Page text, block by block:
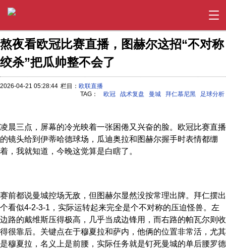
熬夜看欧冠比赛直播，图赫尔这招“不对称
绞杀”把瓜帅整不会了
2026-04-21 05:28:44 栏目： 欧联直播
TAG：
欧冠 战术复盘 曼城 拜仁慕尼黑 足球分析
凌晨三点，屏幕的冷光映着一张困倦又兴奋的脸。欧冠比赛直播
的镜头给到伊蒂哈德球场，瓜迪奥拉和图赫尔握手时表情都绷
着，我就知道，今晚这觉算是白瞎了。
赛前都说曼城控场无敌，但图赫尔显然没按常理出牌。拜仁摆出
个看似4-2-3-1，实际运转起来完全是个不对称的压迫怪兽。左
边路的戴维斯压得极高，几乎当成边锋用，而右路的帕瓦尔则收
得很靠后。关键点在于穆夏拉和萨内，他俩的位置非常活，尤其
是穆夏拉，名义上是前腰，实际任务就是钉死曼城的单后腰罗德